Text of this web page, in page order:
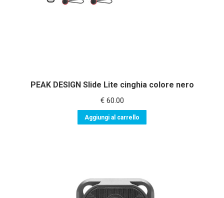
PEAK DESIGN Slide Lite cinghia colore nero
€60.00
Aggiungi al carrello